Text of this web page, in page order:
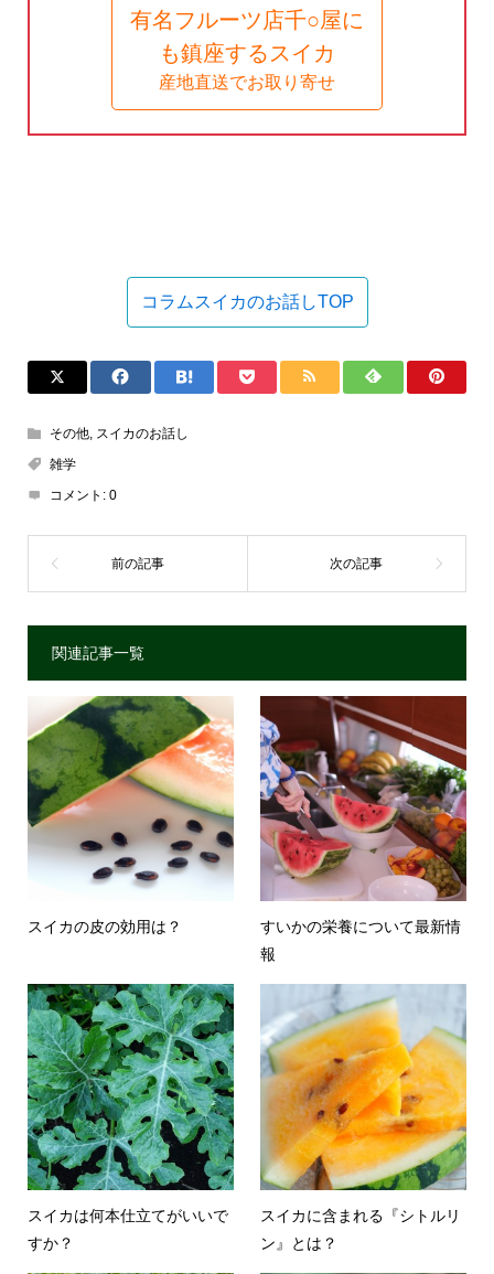
有名フルーツ店千○屋に
も鎮座するスイカ
産地直送でお取り寄せ
コラムスイカのお話しTOP
その他, スイカのお話し
雑学
コメント: 0
関連記事一覧
スイカの皮の効用は？
すいかの栄養について最新情
報
スイカは何本仕立てがいいで
すか？
スイカに含まれる『シトルリ
ン』とは？